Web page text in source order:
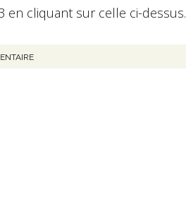
en cliquant sur celle ci-dessus.